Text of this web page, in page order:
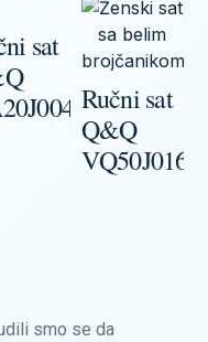
sat
Ručni sat
Q&Q
VQ50J016Y
smo se da